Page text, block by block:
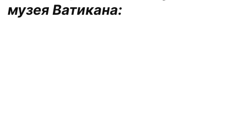
музея Ватикана: